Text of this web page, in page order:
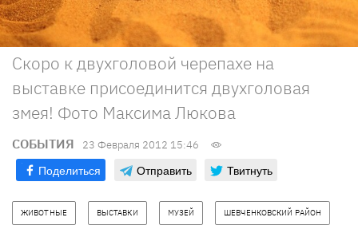
Скоро к двухголовой черепахе на
выставке присоединится двухголовая
змея! Фото Максима Люкова
СОБЫТИЯ 23 Февраля 2012 15:46
Поделиться Отправить Твитнуть
ЖИВОТНЫЕ ВЫСТАВКИ МУЗЕЙ ШЕВЧЕНКОВСКИЙ РАЙОН